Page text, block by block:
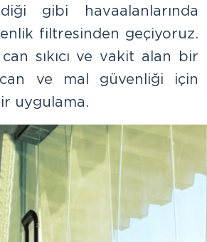
gibi havaalanlarında
filtresinden geçiyoruz.
sıkıcı ve vakit alan bir
ve mal güvenliği için
uygulama.